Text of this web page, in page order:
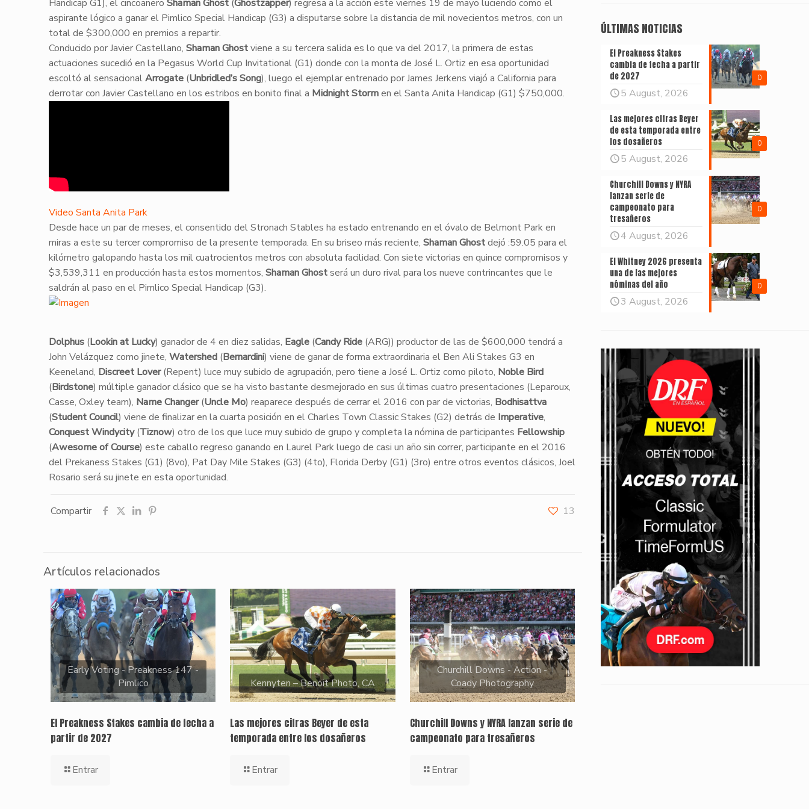
Handicap G1), el cincoañero Shaman Ghost(Ghostzapper) regresa a la acción este viernes 19 de mayo luciendo como el
aspirante lógico a ganar el Pimlico Special Handicap (G3) a disputarse sobre la distancia de mil novecientos metros, con un
total de $300,000 en premios a repartir.
​Conducido por Javier Castellano, Shaman Ghostviene a su tercera salida es lo que va del 2017, la primera de estas
actuaciones sucedió en la Pegasus World Cup Invitational (G1) donde con la monta de José L. Ortiz en esa oportunidad
escoltó al sensacionalArrogate(Unbridled’s Song), luego el ejemplar entrenado por James Jerkens viajó a California para
derrotar con Javier Castellano en los estribos en bonito final a Midnight Stormen el Santa Anita Handicap (G1) $750,000.
Video Santa Anita Park
​Desde hace un par de meses, el consentido del Stronach Stables ha estado entrenando en el óvalo de Belmont Park en
miras a este su tercer compromiso de la presente temporada. En su briseo más reciente, Shaman Ghostdejó :59.05 para el
kilómetro galopando hasta los mil cuatrocientos metros con absoluta facilidad. Con siete victorias en quince compromisos y
$3,539,311 en producción hasta estos momentos, Shaman Ghostserá un duro rival para los nueve contrincantes que le
saldrán al paso en el Pimlico Special Handicap (G3).
Dolphus(Lookin at Lucky) ganador de 4 en diez salidas, Eagle(Candy Ride(ARG)) productor de las de $600,000 tendrá a
John Velázquez como jinete, Watershed(Bernardini) viene de ganar de forma extraordinaria el Ben Ali Stakes G3 en
Keeneland, Discreet Lover(Repent) luce muy subido de agrupación, pero tiene a José L. Ortiz como piloto, Noble Bird
(Birdstone) múltiple ganador clásico que se ha visto bastante desmejorado en sus últimas cuatro presentaciones (Leparoux,
Casse, Oxley team), Name Changer(Uncle Mo) reaparece después de cerrar el 2016 con par de victorias, Bodhisattva
(Student Council) viene de finalizar en la cuarta posición en el Charles Town Classic Stakes (G2) detrás de Imperative,
Conquest Windycity(Tiznow) otro de los que luce muy subido de grupo y completa la nómina de participantes Fellowship
(Awesome of Course) este caballo regreso ganando en Laurel Park luego de casi un año sin correr, participante en el 2016
del Prekaness Stakes (G1) (8vo), Pat Day Mile Stakes (G3) (4to), Florida Derby (G1) (3ro) entre otros eventos clásicos, Joel
Rosario será su jinete en esta oportunidad.
Compartir 13
Artículos relacionados
Early Voting - Preakness 147 -
Pimlico
El Preakness Stakes cambia de fecha a
partir de 2027
Entrar
Kennyten – Benoit Photo, CA
Las mejores cifras Beyer de esta
temporada entre los dosañeros
Entrar
Churchill Downs - Action -
Coady Photography
Churchill Downs y NYRA lanzan serie de
campeonato para tresañeros
Entrar
ÚLTIMAS NOTICIAS
0
El Preakness Stakes
cambia de fecha a partir
de 2027
5 August, 2026
0
Las mejores cifras Beyer
de esta temporada entre
los dosañeros
5 August, 2026
0
Churchill Downs y NYRA
lanzan serie de
campeonato para
tresañeros
4 August, 2026
0
El Whitney 2026 presenta
una de las mejores
nóminas del año
3 August, 2026